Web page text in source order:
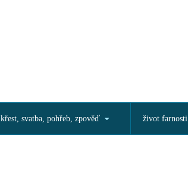
křest, svatba, pohřeb, zpověď život farnosti